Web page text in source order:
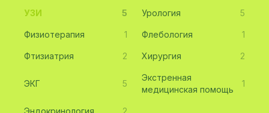
УЗИ 5 Урология 5
Физиотерапия 1 Флебология 1
Фтизиатрия 2 Хирургия 2
ЭКГ 5
Экстренная
медицинская помощь
1
Эндокринология 2